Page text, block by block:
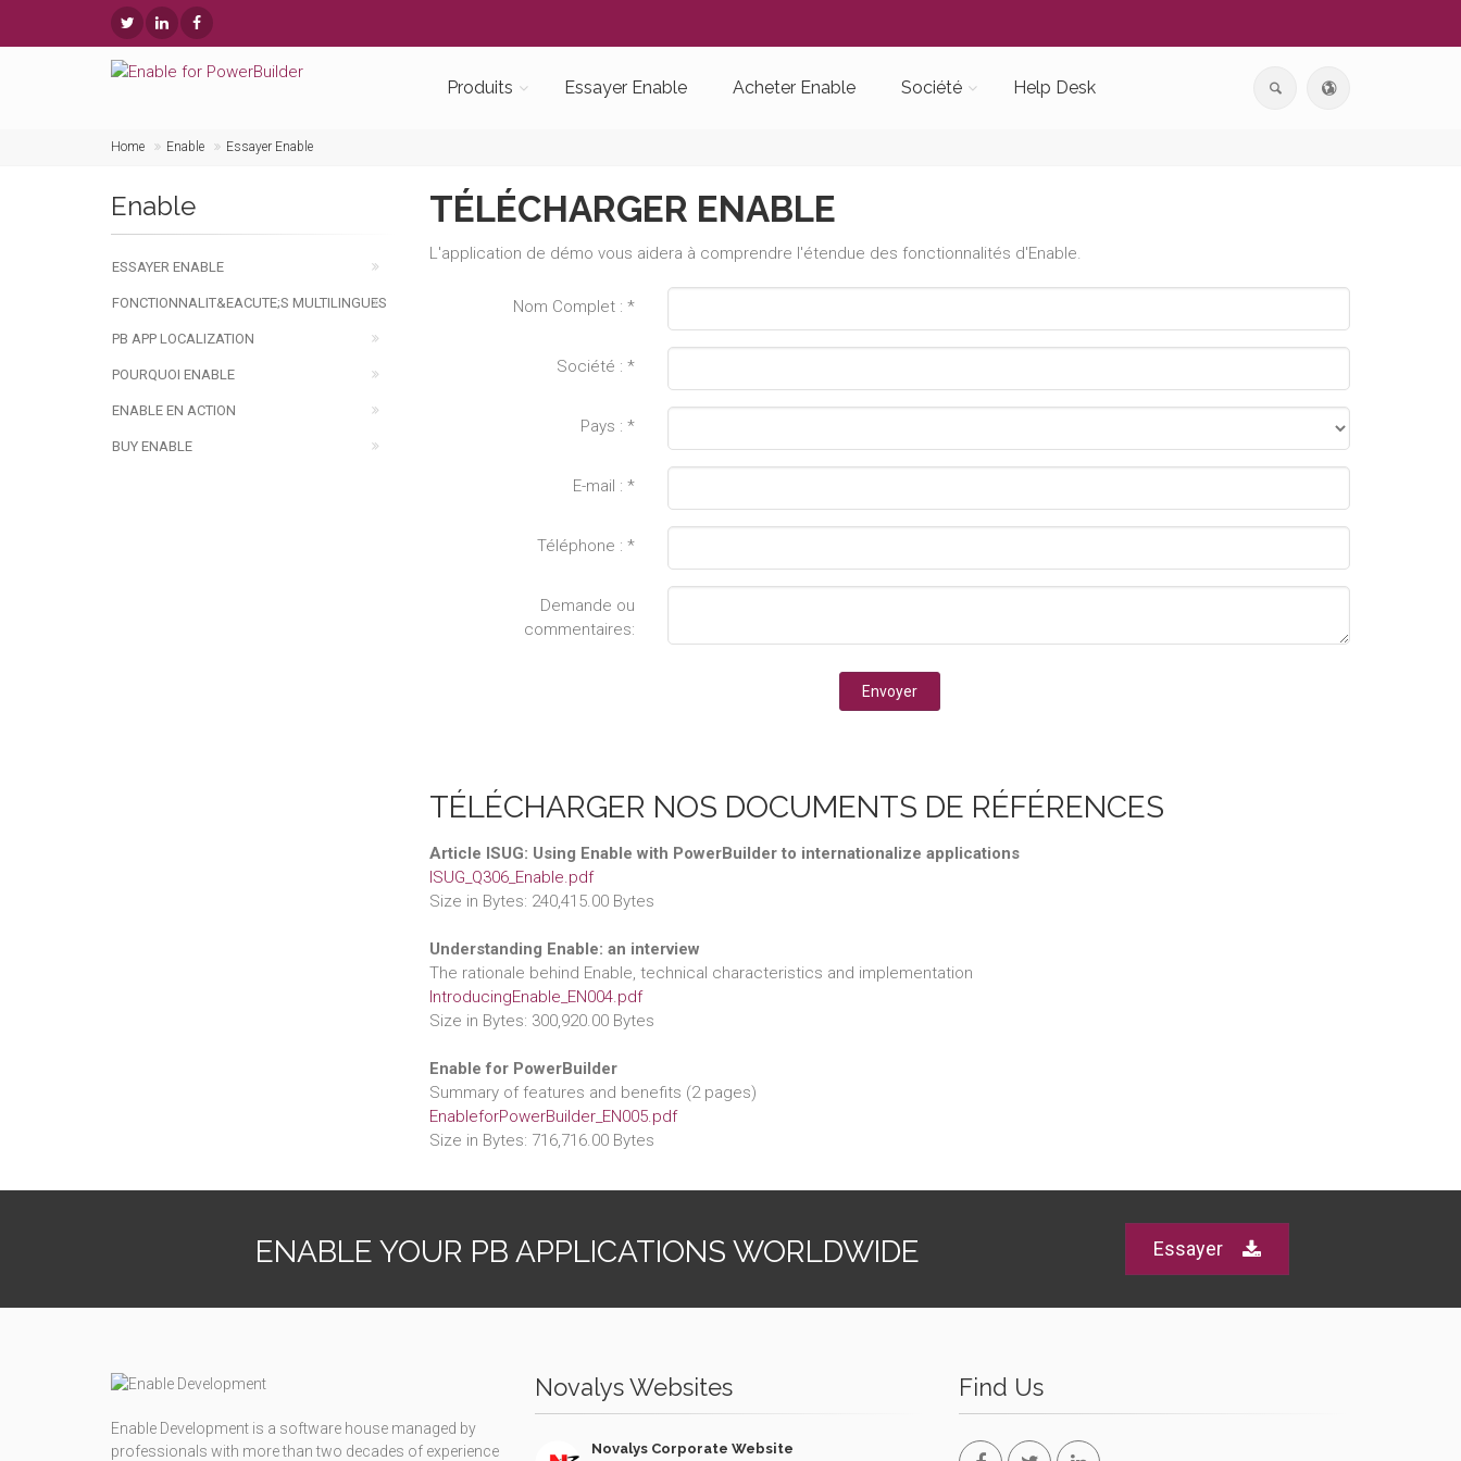
Produits Essayer Enable Acheter Enable Société Help Desk
Home Enable Essayer Enable
TÉLÉCHARGER ENABLE
L'application de démo vous aidera à comprendre l'étendue des fonctionnalités d'Enable.
Nom Complet : *
Société : *
Pays : *
E-mail : *
Téléphone : *
Demande ou
commentaires:
TÉLÉCHARGER NOS DOCUMENTS DE RÉFÉRENCES
Article ISUG: Using Enable with PowerBuilder to internationalize applications
ISUG_Q306_Enable.pdf
Size in Bytes: 240,415.00 Bytes
Understanding Enable: an interview
The rationale behind Enable, technical characteristics and implementation
IntroducingEnable_EN004.pdf
Size in Bytes: 300,920.00 Bytes
Enable for PowerBuilder
Summary of features and benefits (2 pages)
EnableforPowerBuilder_EN005.pdf
Size in Bytes: 716,716.00 Bytes
Enable
ESSAYER ENABLE
FONCTIONNALIT&EACUTE;S MULTILINGUES
PB APP LOCALIZATION
POURQUOI ENABLE
ENABLE EN ACTION
BUY ENABLE
ENABLE YOUR PB APPLICATIONS WORLDWIDE Essayer
Enable Development is a software house managed by
professionals with more than two decades of experience
Novalys Websites
Novalys Corporate Website
Find Us